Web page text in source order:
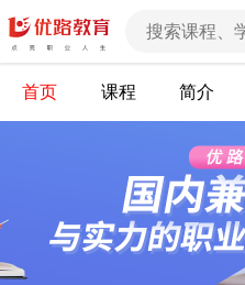
首页 课程 简介